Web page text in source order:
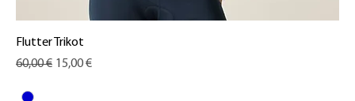
Flutter Trikot
Standardpreis
60,00 € Sale-Preis
15,00 €